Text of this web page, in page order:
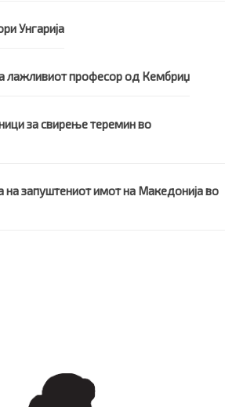
Унгарија
лажливиот професор од Кембриџ
за свирење теремин во
на запуштениот имот на Македонија во